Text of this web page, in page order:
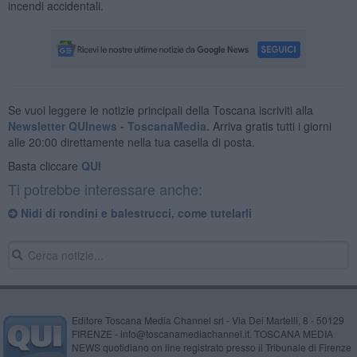
incendi accidentali.
Se vuoi leggere le notizie principali della Toscana iscriviti alla
Newsletter QUInews - ToscanaMedia. Arriva gratis tutti i giorni
alle 20:00 direttamente nella tua casella di posta.
Basta cliccare QUI
Ti potrebbe interessare anche:
Nidi di rondini e balestrucci, come tutelarli
Editore Toscana Media Channel srl - Via Dei Martelli, 8 - 50129
FIRENZE - info@toscanamediachannel.it. TOSCANA MEDIA
NEWS quotidiano on line registrato presso il Tribunale di Firenze